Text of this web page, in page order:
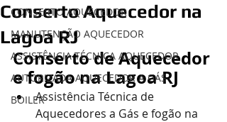
CONSERTO AQUECEDOR
MANUTENÇÃO AQUECEDOR
ASSISTÊNCIA TÉCNICA AQUECEDOR
AUTORIZADA AQUECEDOR A GÁS
BOILER
Conserto Aquecedor na
Lagoa RJ
Conserto de Aquecedor
e fogão na Lagoa RJ
Assistência Técnica de
Aquecedores a Gás e fogão na